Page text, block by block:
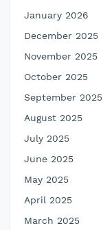
January 2026
December 2025
November 2025
October 2025
September 2025
August 2025
July 2025
June 2025
May 2025
April 2025
March 2025